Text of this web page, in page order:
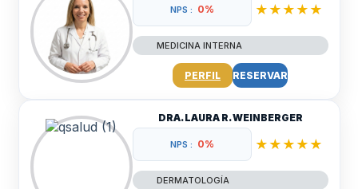
NPS : 0% ★★★★★
MEDICINA INTERNA
PERFIL RESERVAR
DRA. LAURA R. WEINBERGER
NPS : 0% ★★★★★
DERMATOLOGÍA